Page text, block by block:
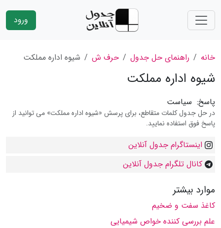
ورود
خانه راهنمای حل جدول حرف ش شیوه اداره مملکت
شیوه اداره مملکت
پاسخ: سیاست
در حل جدول کلمات متقاطع، برای پرسش «شیوه اداره مملکت» می توانید از
پاسخ فوق استفاده نمایید.
اینستاگرام جدول آنلاین
کانال تلگرام جدول آنلاین
موارد بیشتر
کاغذ سفت و ضخیم
علم بررسی كننده خواص شیمیایی